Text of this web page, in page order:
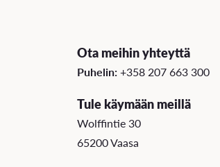
Ota meihin yhteyttä
Puhelin:+358 207 663 300
Tule käymään meillä
Wolffintie 30
65200 Vaasa